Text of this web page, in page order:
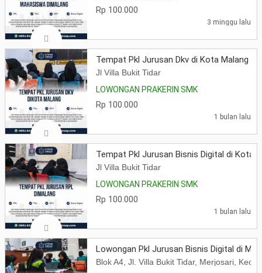
Rp 100.000
3 minggu lalu
Tempat Pkl Jurusan Dkv di Kota Malang
Jl Villa Bukit Tidar
LOWONGAN PRAKERIN SMK
Rp 100.000
1 bulan lalu
Tempat Pkl Jurusan Bisnis Digital di Kota
Jl Villa Bukit Tidar
LOWONGAN PRAKERIN SMK
Rp 100.000
1 bulan lalu
Lowongan Pkl Jurusan Bisnis Digital di
Blok A4, Jl. Villa Bukit Tidar, Merjosari, Kec.